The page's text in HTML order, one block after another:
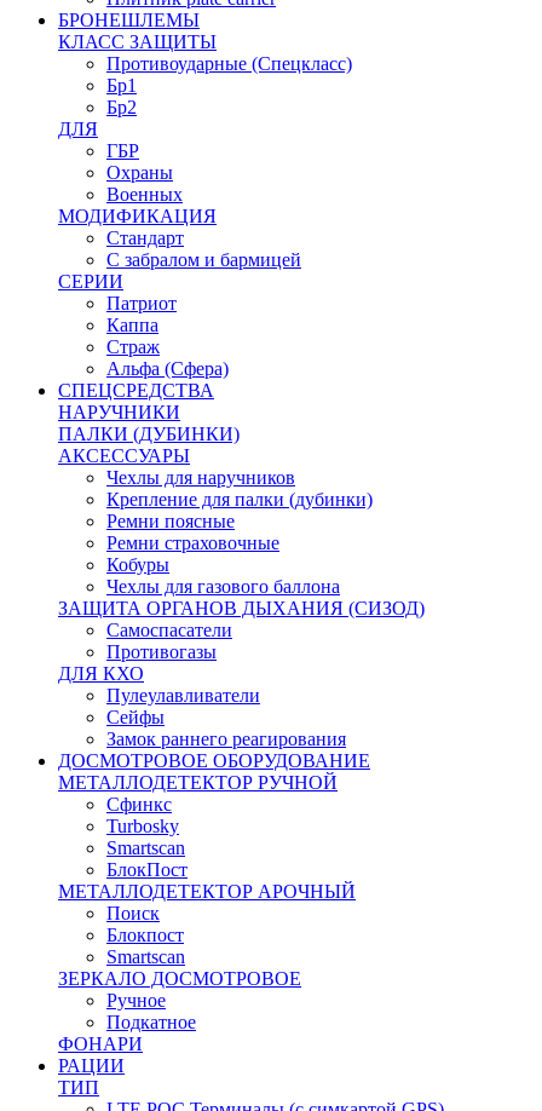
БРОНЕШЛЕМЫ
КЛАСС ЗАЩИТЫ
Противоударные (Спецкласс)
Бр1
Бр2
ДЛЯ
ГБР
Охраны
Военных
МОДИФИКАЦИЯ
Стандарт
С забралом и бармицей
СЕРИИ
Патриот
Каппа
Страж
Альфа (Сфера)
СПЕЦСРЕДСТВА
НАРУЧНИКИ
ПАЛКИ (ДУБИНКИ)
АКСЕССУАРЫ
Чехлы для наручников
Крепление для палки (дубинки)
Ремни поясные
Ремни страховочные
Кобуры
Чехлы для газового баллона
ЗАЩИТА ОРГАНОВ ДЫХАНИЯ (СИЗОД)
Самоспасатели
Противогазы
ДЛЯ КХО
Пулеулавливатели
Сейфы
Замок раннего реагирования
ДОСМОТРОВОЕ ОБОРУДОВАНИЕ
МЕТАЛЛОДЕТЕКТОР РУЧНОЙ
Сфинкс
Turbosky
Smartscan
БлокПост
МЕТАЛЛОДЕТЕКТОР АРОЧНЫЙ
Поиск
Блокпост
Smartscan
ЗЕРКАЛО ДОСМОТРОВОЕ
Ручное
Подкатное
ФОНАРИ
РАЦИИ
ТИП